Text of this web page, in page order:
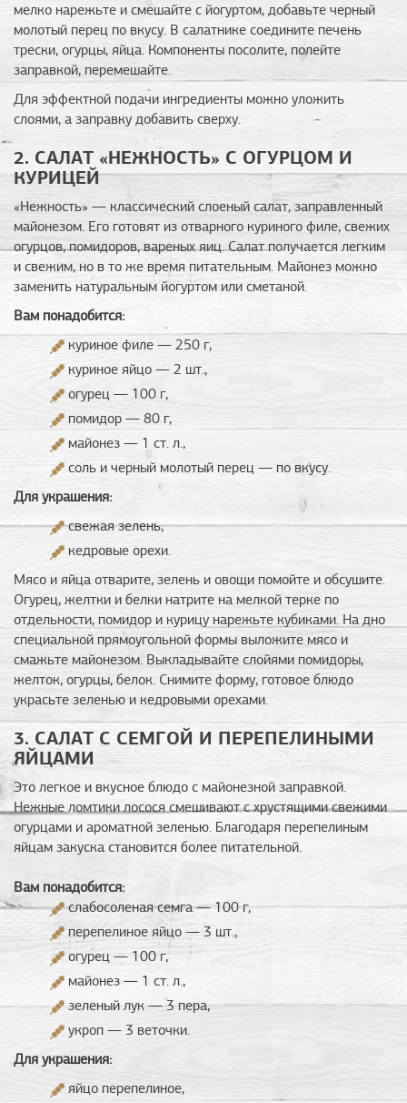
мелко нарежьте и смешайте с йогуртом, добавьте черный
молотый перец по вкусу. В салатнике соедините печень
трески, огурцы, яйца. Компоненты посолите, полейте
заправкой, перемешайте.
Для эффектной подачи ингредиенты можно уложить
слоями, а заправку добавить сверху.
2. САЛАТ «НЕЖНОСТЬ» С ОГУРЦОМ И
КУРИЦЕЙ
«Нежность» — классический слоеный салат, заправленный
майонезом. Его готовят из отварного куриного филе, свежих
огурцов, помидоров, вареных яиц. Салат получается легким
и свежим, но в то же время питательным. Майонез можно
заменить натуральным йогуртом или сметаной.
Вам понадобится:
куриное филе — 250 г,
куриное яйцо — 2 шт.,
огурец — 100 г,
помидор — 80 г,
майонез — 1 ст. л.,
соль и черный молотый перец — по вкусу.
Для украшения:
свежая зелень,
кедровые орехи.
Мясо и яйца отварите, зелень и овощи помойте и обсушите.
Огурец, желтки и белки натрите на мелкой терке по
отдельности, помидор и курицу нарежьте кубиками. На дно
специальной прямоугольной формы выложите мясо и
смажьте майонезом. Выкладывайте слойями помидоры,
желток, огурцы, белок. Снимите форму, готовое блюдо
украсьте зеленью и кедровыми орехами.
3. САЛАТ С СЕМГОЙ И ПЕРЕПЕЛИНЫМИ
ЯЙЦАМИ
Это легкое и вкусное блюдо с майонезной заправкой.
Нежные ломтики лосося смешивают с хрустящими свежими
огурцами и ароматной зеленью. Благодаря перепелиным
яйцам закуска становится более питательной.
Вам понадобится:
слабосоленая семга — 100 г,
перепелиное яйцо — 3 шт.,
огурец — 100 г,
майонез — 1 ст. л.,
зеленый лук — 3 пера,
укроп — 3 веточки.
Для украшения:
яйцо перепелиное,